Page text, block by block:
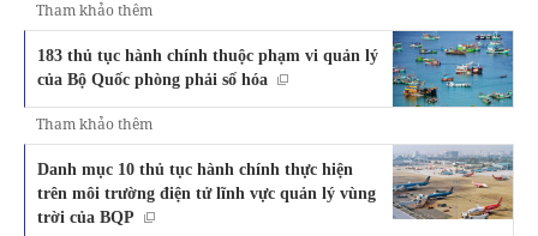
Tham khảo thêm
183 thủ tục hành chính thuộc phạm vi quản lý
của Bộ Quốc phòng phải số hóa
Tham khảo thêm
Danh mục 10 thủ tục hành chính thực hiện
trên môi trường điện tử lĩnh vực quản lý vùng
trời của BQP